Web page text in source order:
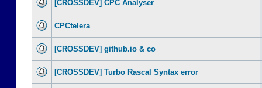
[CROSSDEV] CPC Analyser
CPCtelera
[CROSSDEV] github.io & co
[CROSSDEV] Turbo Rascal Syntax error